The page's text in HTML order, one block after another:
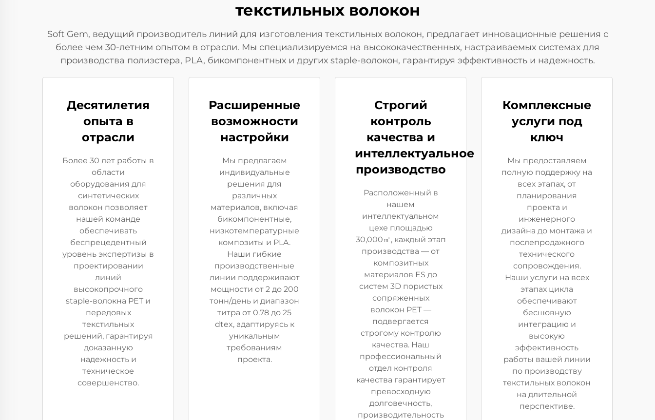
текстильных волокон
Soft Gem, ведущий производитель линий для изготовления текстильных волокон, предлагает инновационные решения с
более чем 30-летним опытом в отрасли. Мы специализируемся на высококачественных, настраиваемых системах для
производства полиэстера, PLA, бикомпонентных и других staple-волокон, гарантируя эффективность и надежность.
Десятилетия
опыта в
отрасли
Более 30 лет работы в
области
оборудования для
синтетических
волокон позволяет
нашей команде
обеспечивать
беспрецедентный
уровень экспертизы в
проектировании
линий
высокопрочного
staple-волокна PET и
передовых
текстильных
решений, гарантируя
доказанную
надежность и
техническое
совершенство.
Расширенные
возможности
настройки
Мы предлагаем
индивидуальные
решения для
различных
материалов, включая
бикомпонентные,
низкотемпературные
композиты и PLA.
Наши гибкие
производственные
линии поддерживают
мощности от 2 до 200
тонн/день и диапазон
титра от 0.78 до 25
dtex, адаптируясь к
уникальным
требованиям
проекта.
Строгий
контроль
качества и
интеллектуальное
производство
Расположенный в
нашем
интеллектуальном
цехе площадью
30,000㎡, каждый этап
производства — от
композитных
материалов ES до
систем 3D пористых
сопряженных
волокон PET —
подвергается
строгому контролю
качества. Наш
профессиональный
отдел контроля
качества гарантирует
превосходную
долговечность,
производительность
Комплексные
услуги под
ключ
Мы предоставляем
полную поддержку на
всех этапах, от
планирования
проекта и
инженерного
дизайна до монтажа и
послепродажного
технического
сопровождения.
Наши услуги на всех
этапах цикла
обеспечивают
бесшовную
интеграцию и
высокую
эффективность
работы вашей линии
по производству
текстильных волокон
на длительной
перспективе.